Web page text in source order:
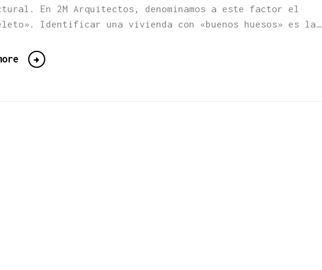
En 2M Arquitectos, denominamos a este factor el
Identificar una vivienda con «buenos huesos» es la…